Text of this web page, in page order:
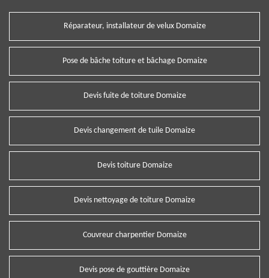
Réparateur, installateur de velux Domaize
Pose de bâche toiture et bâchage Domaize
Devis fuite de toiture Domaize
Devis changement de tuile Domaize
Devis toiture Domaize
Devis nettoyage de toiture Domaize
Couvreur charpentier Domaize
Devis pose de gouttière Domaize